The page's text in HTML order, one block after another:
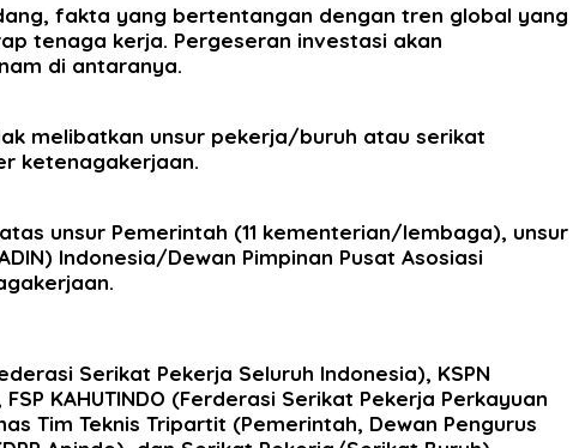
fakta yang bertentangan dengan tren global yang
tenaga kerja. Pergeseran investasi akan
di antaranya.
melibatkan unsur pekerja/buruh atau serikat
ketenagakerjaan.
unsur Pemerintah (11 kementerian/lembaga), unsur
Indonesia/Dewan Pimpinan Pusat Asosiasi
Serikat Pekerja Seluruh Indonesia), KSPN
KAHUTINDO (Ferderasi Serikat Pekerja Perkayuan
Tim Teknis Tripartit (Pemerintah, Dewan Pengurus